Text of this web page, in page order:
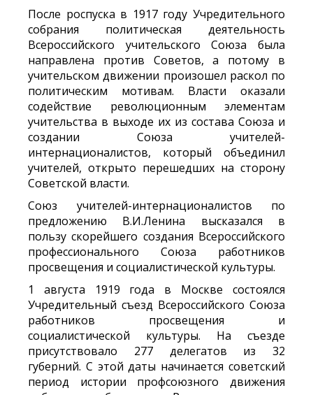
После роспуска в 1917 году Учредительного
собрания политическая деятельность
Всероссийского учительского Союза была
направлена против Советов, а потому в
учительском движении произошел раскол по
политическим мотивам. Власти оказали
содействие революционным элементам
учительства в выходе их из состава Союза и
создании Союза учителей-
интернационалистов, который объединил
учителей, открыто перешедших на сторону
Советской власти.
Союз учителей-интернационалистов по
предложению В.И.Ленина высказался в
пользу скорейшего создания Всероссийского
профессионального Союза работников
просвещения и социалистической культуры.
1 августа 1919 года в Москве состоялся
Учредительный съезд Всероссийского Союза
работников просвещения и
социалистической культуры. На съезде
присутствовало 277 делегатов из 32
губерний. С этой даты начинается советский
период истории профсоюзного движения